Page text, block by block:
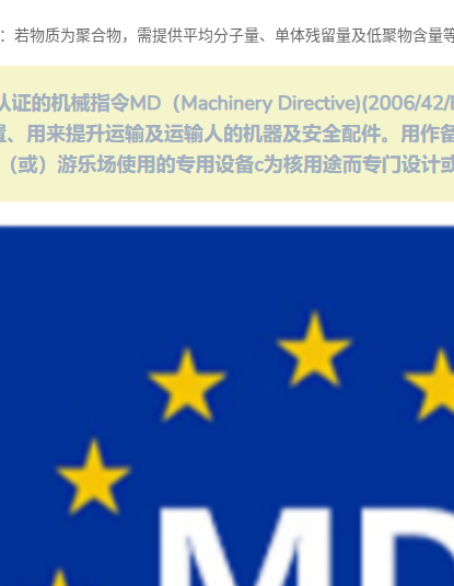
：若物质为聚合物，需提供平均分子量、单体残留量及低聚物含量